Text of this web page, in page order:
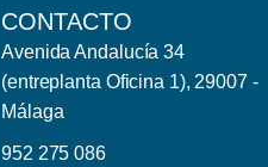
CONTACTO
Avenida Andalucía 34
(entreplanta Oficina 1), 29007 -
Málaga
952 275 086